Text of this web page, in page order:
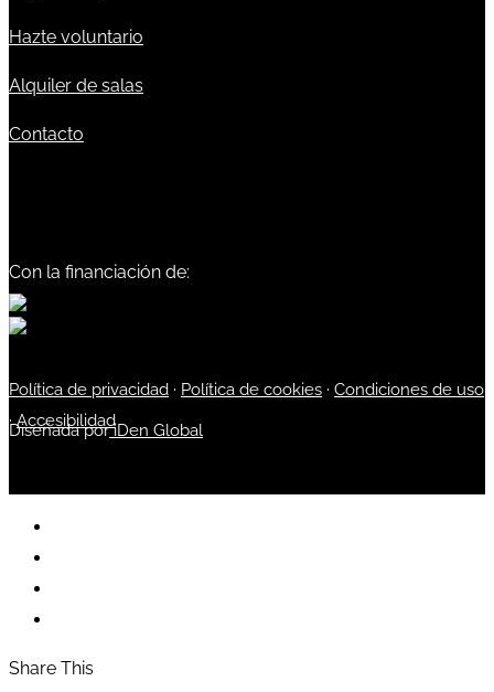
Hazte voluntario
Alquiler de salas
Contacto
Con la financiación de:
Política de privacidad · Política de cookies · Condiciones de uso
·Accesibilidad
Diseñada poriDen Global
Share This